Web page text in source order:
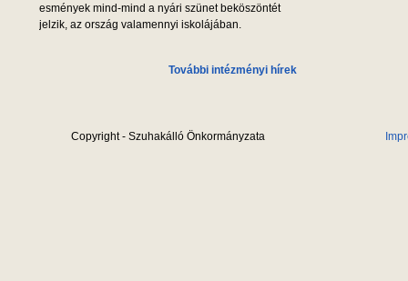
esmények mind-mind a nyári szünet beköszöntét
jelzik, az ország valamennyi iskolájában.
További intézményi hírek
Copyright - Szuhakálló Önkormányzata